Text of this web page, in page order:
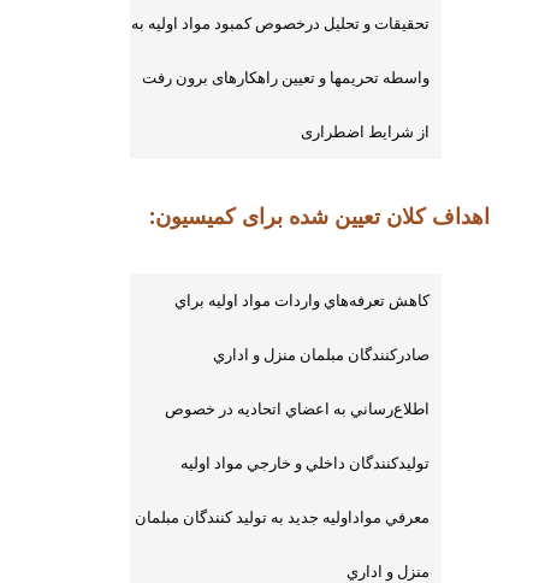
تحقیقات و تحلیل درخصوص کمبود مواد اولیه به
واسطه تحریمها و تعیین راهکارهای برون رفت
از شرایط اضطراری
اهداف کلان تعیین شده برای کمیسیون:
كاهش تعرفه‌هاي واردات مواد اوليه براي
صادركنندگان مبلمان منزل و اداري
اطلاع‌رساني به اعضاي اتحاديه در خصوص
توليدكنندگان داخلي و خارجي مواد اوليه
معرفي مواداوليه جديد به توليد كنندگان مبلمان
منزل و اداري